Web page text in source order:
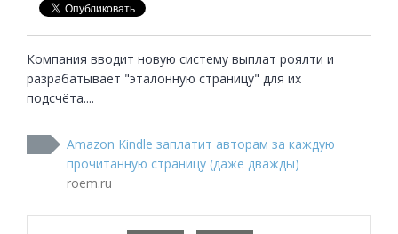
Компания вводит новую систему выплат роялти и
разрабатывает "эталонную страницу" для их
подсчёта....
Amazon Kindle заплатит авторам за каждую
прочитанную страницу (даже дважды)
roem.ru